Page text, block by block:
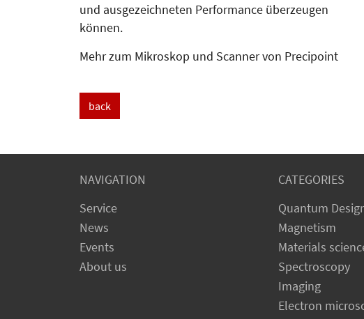
und aus­ge­zeich­neten Per­formance überzeugen
können.
Mehr zum Mikroskop und Scanner von Precipoint
back
NAVIGATION
Service
News
Events
About us
CATEGORIES
Quantum
Magnetism
Materials
Spectroscopy
Imaging
Electron